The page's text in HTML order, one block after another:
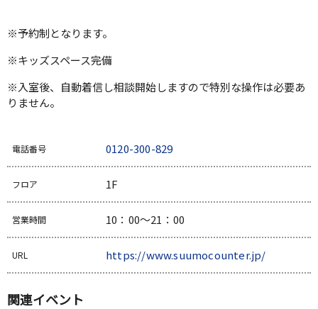
※予約制となります。
※キッズスペース完備
※入室後、自動着信し相談開始しますので特別な操作は必要あ
りません。
電話番号 0120-300-829
フロア 1F
営業時間 10：00～21：00
URL https://www.suumocounter.jp/
関連イベント